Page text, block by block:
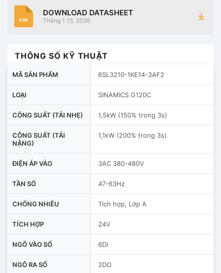
PDF
DOWNLOAD DATASHEET
Tháng 1 15, 2026
THÔNG SỐ KỸ THUẬT
MÃ SẢN PHẨM 6SL3210-1KE14-3AF2
LOẠI SINAMICS G120C
CÔNG SUẤT (TẢI NHẸ) 1,5kW (150% trong 3s)
CÔNG SUẤT (TẢI
NẶNG)
1,1kW (200% trong 3s)
ĐIỆN ÁP VÀO 3AC 380-480V
TẦN SỐ 47-63Hz
CHỐNG NHIỄU Tích hợp, Lớp A
TÍCH HỢP 24V
NGÕ VÀO SỐ 6DI
NGÕ RA SỐ 2DO